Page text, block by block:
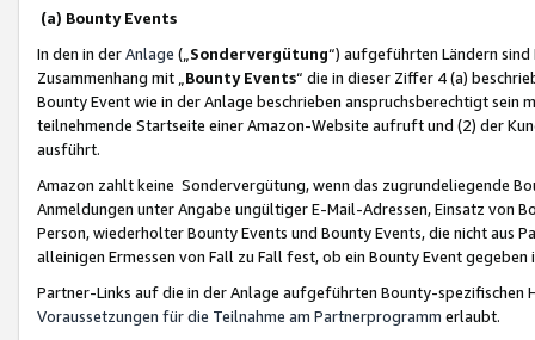
(a) Bounty Events
In den in derAnlage („ Sondervergütung“) aufgeführten Ländern
Zusammenhang mit „ Bounty Events“ die in dieser Ziffer 4 (a)
Bounty Event wie in der Anlage beschrieben anspruchsberechtigt sein
teilnehmende Startseite einer Amazon-Website aufruft und (2) der
ausführt.
Amazon zahlt keine Sondervergütung, wenn das zugrundeliegende
Anmeldungen unter Angabe ungültiger E-Mail-Adressen, Einsatz von
Person, wiederholter Bounty Events und Bounty Events, die nicht
alleinigen Ermessen von Fall zu Fall fest, ob ein Bounty Event
Partner-Links auf die in der Anlage aufgeführten Bounty-spezifischen
Voraussetzungen für die Teilnahme am Partnerprogramm erlaubt.